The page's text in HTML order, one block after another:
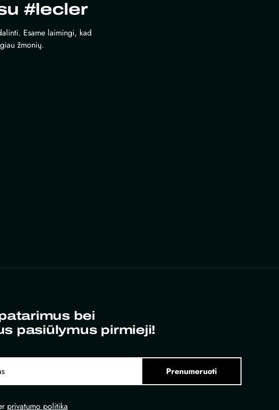
#lecler
Esame laimingi, kad
žmonių.
bei
pasiūlymus pirmieji!
Prenumeruoti
privatumo politika